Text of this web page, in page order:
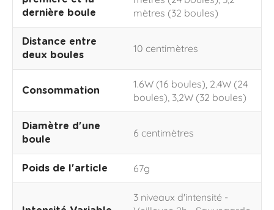
dernière boule
mètres (32 boules)
Distance entre
deux boules
10 centimètres
Consommation
1.6W (16 boules), 2.4W (24
boules), 3,2W (32 boules)
Diamètre d'une
boule
6 centimètres
Poids de l'article 67g
3 niveaux d'intensité -